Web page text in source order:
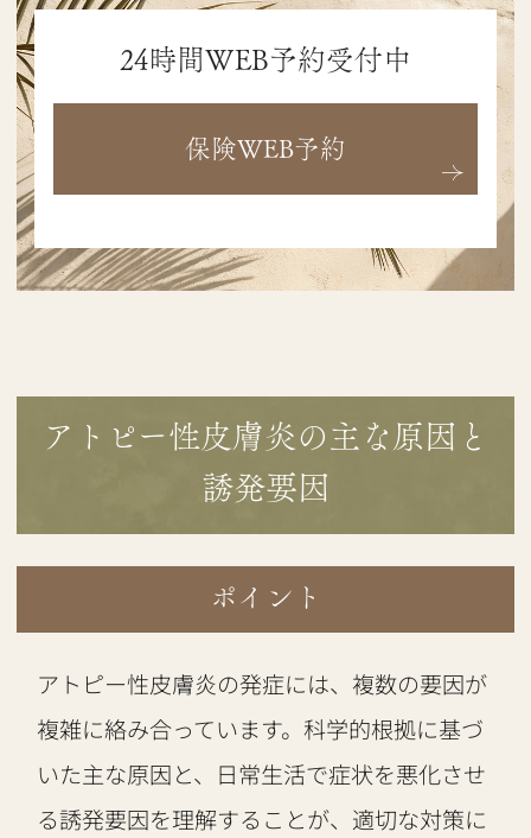
24時間WEB予約受付中
保険WEB予約
アトピー性皮膚炎の主な原因と
誘発要因
ポイント
アトピー性皮膚炎の発症には、複数の要因が
複雑に絡み合っています。科学的根拠に基づ
いた主な原因と、日常生活で症状を悪化させ
る誘発要因を理解することが、適切な対策に